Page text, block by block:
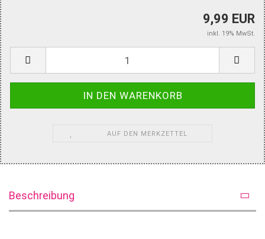
9,99 EUR
inkl. 19% MwSt.
AUF DEN MERKZETTEL
Beschreibung